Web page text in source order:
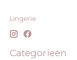
Lingerie
Categorieën